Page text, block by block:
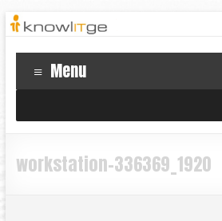
Menu
workstation-336369_1920